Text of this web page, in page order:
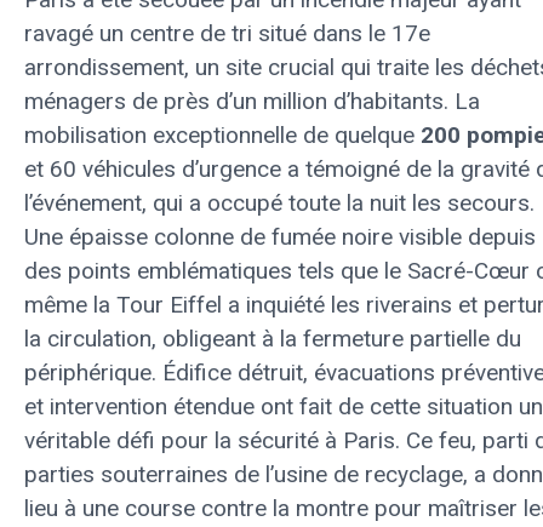
ravagé un centre de tri situé dans le 17e
arrondissement, un site crucial qui traite les
ménagers de près d’un million d’habitants. La
mobilisation exceptionnelle de quelque 200
et 60 véhicules d’urgence a témoigné de la gravité
l’événement, qui a occupé toute la nuit les secours.
Une épaisse colonne de fumée noire visible depuis
des points emblématiques tels que le Sacré-Cœur
même la Tour Eiffel a inquiété les riverains et
la circulation, obligeant à la fermeture partielle du
périphérique. Édifice détruit, évacuations
et intervention étendue ont fait de cette situation un
véritable défi pour la sécurité à Paris. Ce feu, parti
parties souterraines de l’usine de recyclage, a
lieu à une course contre la montre pour maîtriser